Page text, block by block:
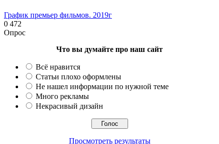
График премьер фильмов. 2019г
0 472
Опрос
Что вы думайте про наш сайт
Всё нравится
Статьи плохо оформлены
Не нашел информации по нужной теме
Много рекламы
Некрасивый дизайн
Просмотреть результаты